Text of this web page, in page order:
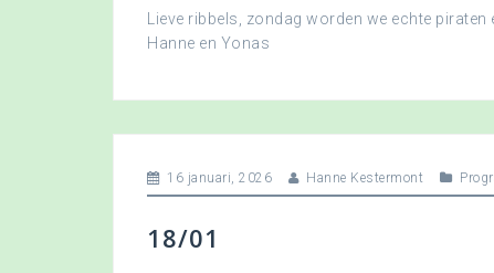
Lieve ribbels, zondag worden we echte
Hanne en Yonas
16 januari, 2026 Hanne Kestermont
18/01